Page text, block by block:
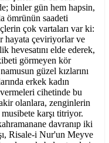
binler gün hem hapsin,
ömrünün saadeti
çok vartaları var ki:
hayata çeviriyorlar ve
hevesatını elde ederek,
görmeyen kör
güzel kızlarını
erkek kadın
cihetinde bu
olanlara, zenginlerin
karşı titriyor.
davranıp iki
Risale-i Nur'un Meyve